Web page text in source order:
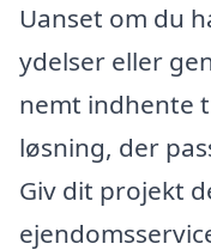
Uanset om du
ydelser eller
nemt indhente
løsning, der
Giv dit projekt